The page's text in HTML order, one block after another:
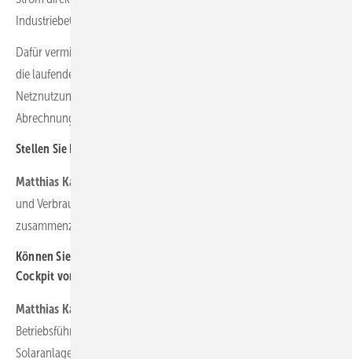
Industriebetrieb liefert.
Dafür vermitteln wir passende Verbraucher, und kümmern uns um
die laufende Abwicklung aller energiewirtschaftlichen Prozesse,
Netznutzung, Bilanzkreis-Management, Überschussvermarktung,
Abrechnung.
Stellen Sie Ihre Dienstleistungen auf der Smarter E vor?
Matthias Karger:
und Verbraucher tummeln, ist unser Ziel, beide am Ende des Tages
zusammenzubringen bzw. nachhaltig zu „matchen“.
Können Sie noch einmal zusammenfassen, warum kein Weg am
Cockpit vorbeiführt für die Solarbetreiber?
Matthias Karger:
Betriebsführung wird immer erfolgskritischer für die
Solaranlagenbetreiber. In der Vergangenheit war es in erster Linie